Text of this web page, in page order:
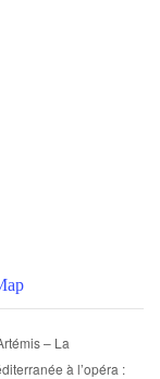
– La
à l’opéra :